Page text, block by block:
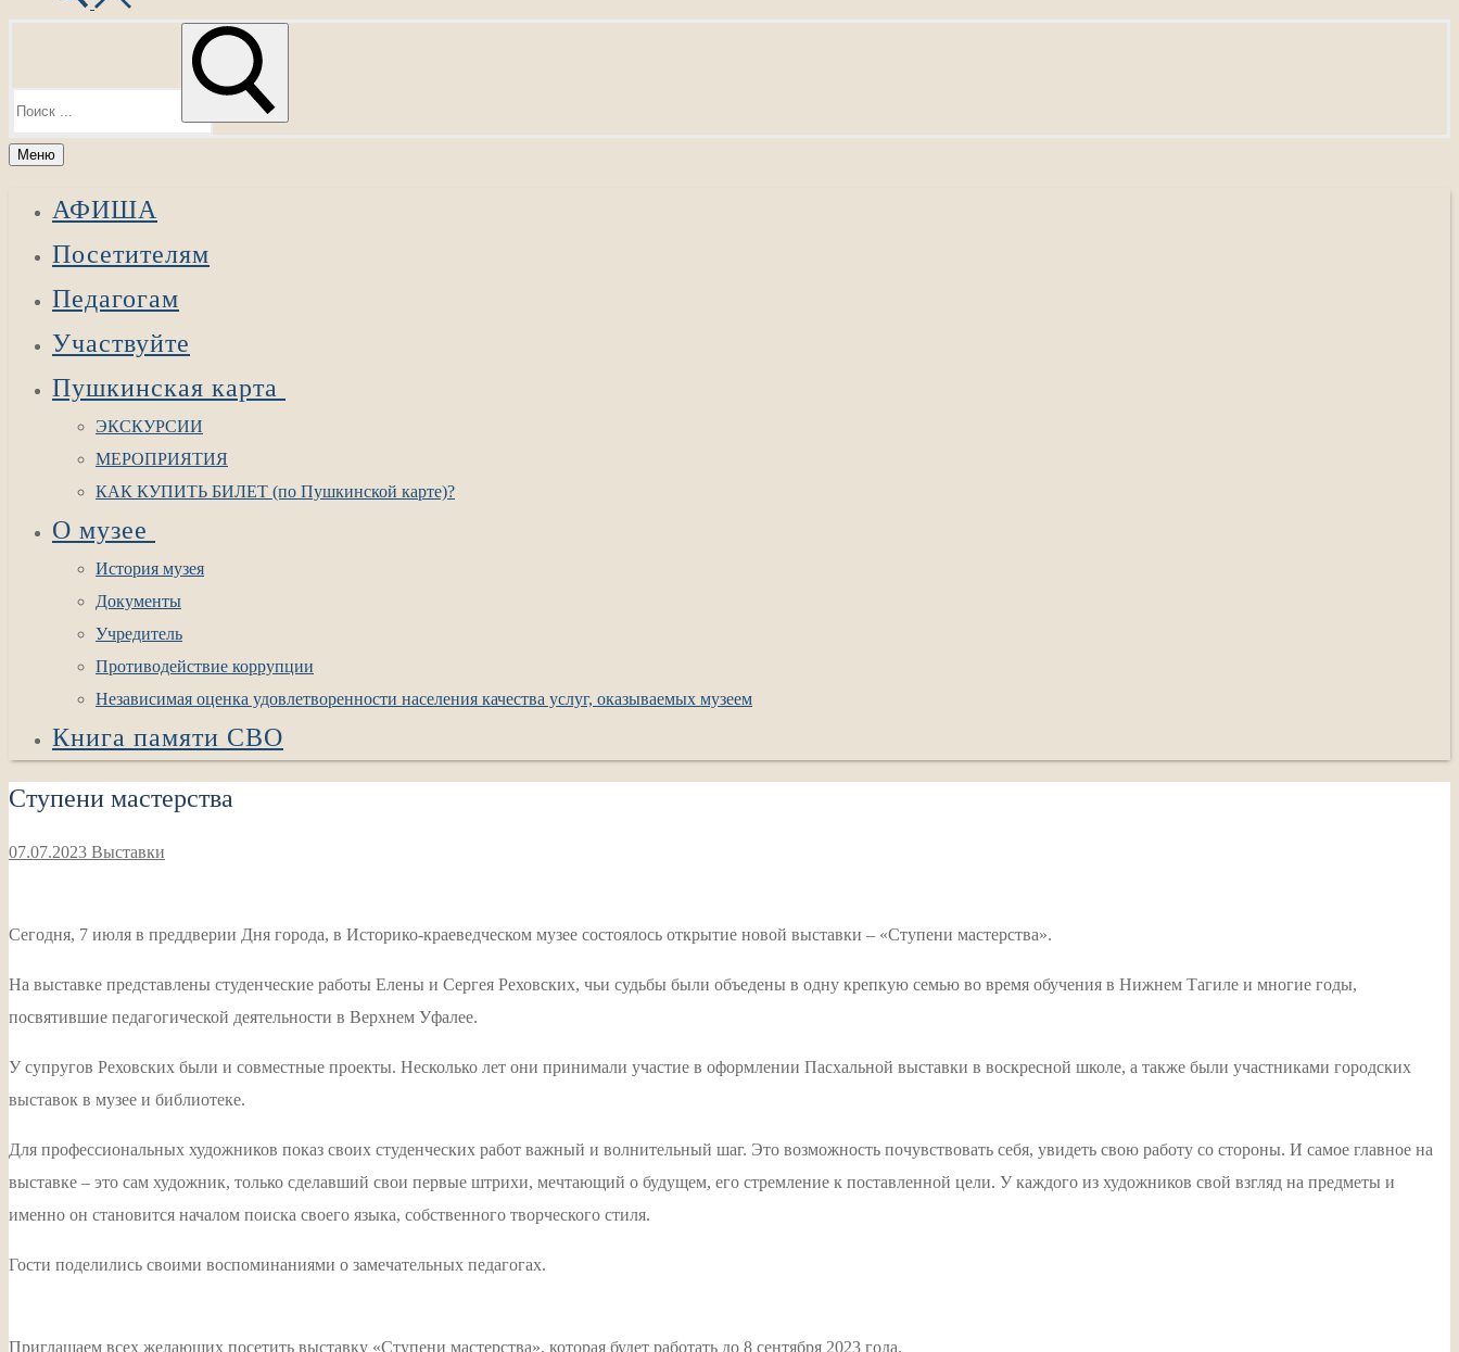
Меню
АФИША
Посетителям
Педагогам
Участвуйте
Пушкинская карта
ЭКСКУРСИИ
МЕРОПРИЯТИЯ
КАК КУПИТЬ БИЛЕТ (по Пушкинской карте)?
О музее
История музея
Документы
Учредитель
Противодействие коррупции
Независимая оценка удовлетворенности населения качества услуг, оказываемых музеем
Книга памяти СВО
Ступени мастерства
07.07.2023 Выставки
Сегодня, 7 июля в преддверии Дня города, в Историко-краеведческом музее состоялось открытие новой выставки – «Ступени мастерства».
На выставке представлены студенческие работы Елены и Сергея Реховских, чьи судьбы были объедены в одну крепкую семью во время обучения в Нижнем Тагиле и многие годы,
посвятившие педагогической деятельности в Верхнем Уфалее.
У супругов Реховских были и совместные проекты. Несколько лет они принимали участие в оформлении Пасхальной выставки в воскресной школе, а также были участниками городских
выставок в музее и библиотеке.
Для профессиональных художников показ своих студенческих работ важный и волнительный шаг. Это возможность почувствовать себя, увидеть свою работу со стороны. И самое главное на
выставке – это сам художник, только сделавший свои первые штрихи, мечтающий о будущем, его стремление к поставленной цели. У каждого из художников свой взгляд на предметы и
именно он становится началом поиска своего языка, собственного творческого стиля.
Гости поделились своими воспоминаниями о замечательных педагогах.
Приглашаем всех желающих посетить выставку «Ступени мастерства», которая будет работать до 8 сентября 2023 года.